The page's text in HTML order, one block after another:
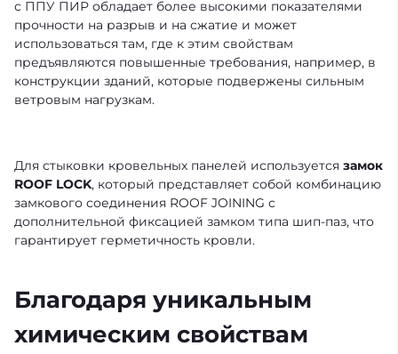
с ППУ ПИР обладает более высокими показателями
прочности на разрыв и на сжатие и может
использоваться там, где к этим свойствам
предъявляются повышенные требования, например, в
конструкции зданий, которые подвержены сильным
ветровым нагрузкам.
Для стыковки кровельных панелей используется замок
ROOF LOCK, который представляет собой комбинацию
замкового соединения ROOF JOINING с
дополнительной фиксацией замком типа шип-паз, что
гарантирует герметичность кровли.
Благодаря уникальным
химическим свойствам